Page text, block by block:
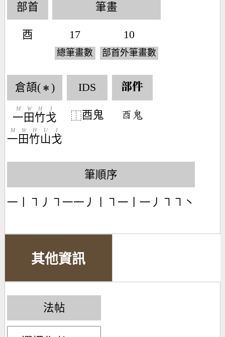
部首
酉
筆畫
17
總筆畫數
10
部首外筆畫數
倉頡( ✱ )
一
M
田
W
竹
H
戈
I
一
M
田
W
竹
H
山
U
戈
I
IDS
⿰酉鬼
部件
󶆨󶇫
筆順序
一丨㇕丿㇕一一丿丨㇕一丨一丿㇕㇕丶
其他資訊
法帖